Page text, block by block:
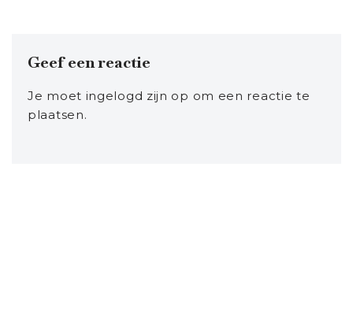
Geef een reactie
Je moet ingelogd zijn op om een reactie te
plaatsen.